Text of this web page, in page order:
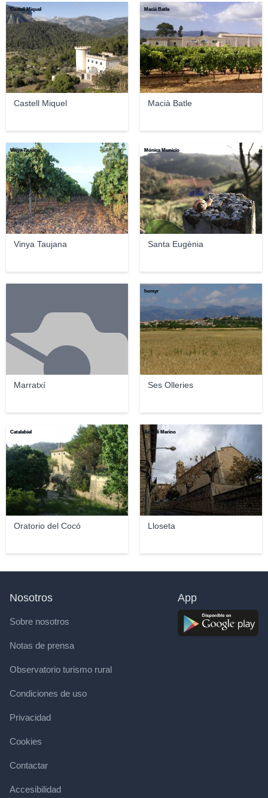
Castell Miquel
Castell Miquel
Macià Batle
Macià Batle
Vinya Taujana
Vinya Taujana
Santa Eugènia
Mónica Municio
Marratxí Ses Olleries
homyr
Oratorio del Cocó
Catalabiel
Lloseta
Araceli Merino
Nosotros
Sobre nosotros
Notas de prensa
Observatorio turismo rural
Condiciones de uso
Privacidad
Cookies
Contactar
Accesibilidad
App